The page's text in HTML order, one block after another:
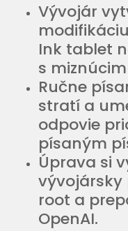
Vývojár
Ink tablet
s
Ručne
stratí a
odpovie
písaným
Úprava si
vývojársky
root a
OpenAI.